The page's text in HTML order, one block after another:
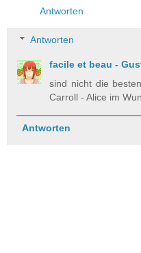
Antworten
Antworten
facile et beau -
sind nicht die
Carroll - Alice im
Antworten